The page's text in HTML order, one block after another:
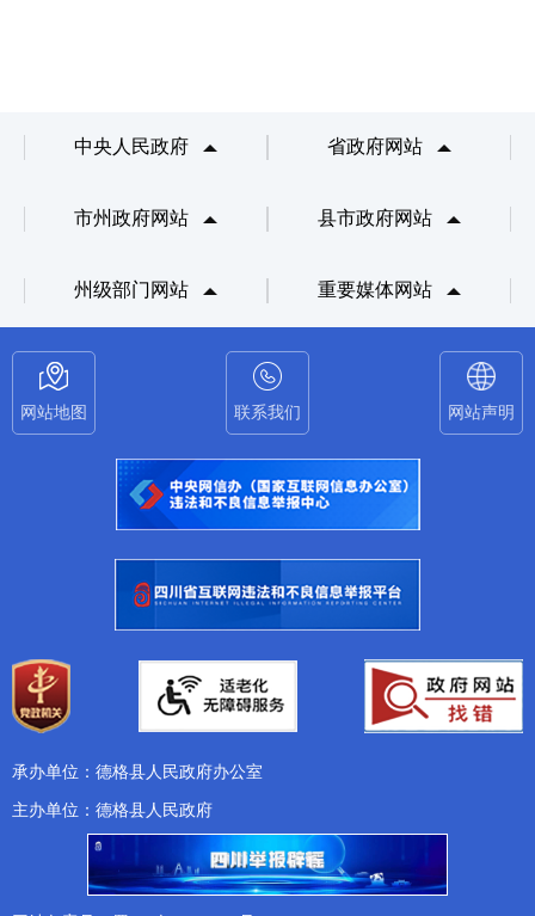
中央人民政府 省政府网站
市州政府网站 县市政府网站
州级部门网站 重要媒体网站
网站地图 联系我们 网站声明
承办单位：德格县人民政府办公室
主办单位：德格县人民政府